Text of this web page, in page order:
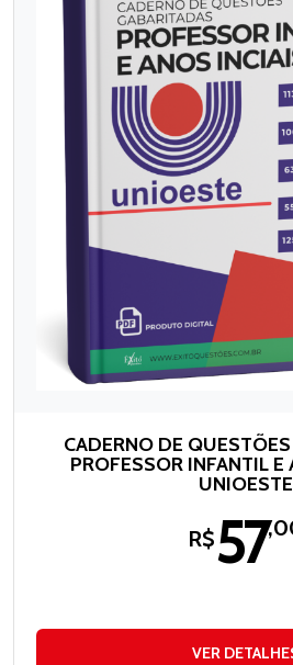
CADERNO DE
PROFESSOR INFANTIL E
UNIOESTE
R$57
VER